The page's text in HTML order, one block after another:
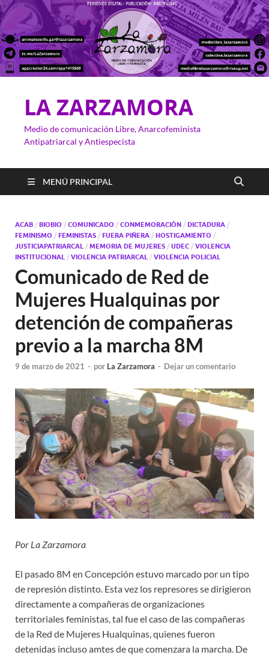
LA ZARZAMORA
Medio de comunicación Libre, Anarcofeminista
Antipatriarcal y Antiespecista
MENÚ PRINCIPAL
ACAB / BIOBIO / COMUNICADO / CONMEMORACIÓN / DICTADURA /
FEMINISMO / FEMINISTAS / FUERA PIÑERA / HOSTIGAMIENTO /
JUSTICIAPATRIARCAL / MEMORIA DE MUJERES / UDEC / VIOLENCIA
INSTITUCIONAL / VIOLENCIA PATRIARCAL / VIOLENCIA POLICIAL
Comunicado de Red de
Mujeres Hualquinas por
detención de compañeras
previo a la marcha 8M
9 de marzo de 2021 - por La Zarzamora - Dejar un comentario
Por La Zarzamora
El pasado 8M en Concepción estuvo marcado por un tipo
de represión distinto. Esta vez los represores se dirigieron
directamente a compañeras de organizaciones
territoriales feministas, tal fue el caso de las compañeras
de la Red de Mujeres Hualquinas, quienes fueron
detenidas incluso amtes de que comenzara la marcha. De